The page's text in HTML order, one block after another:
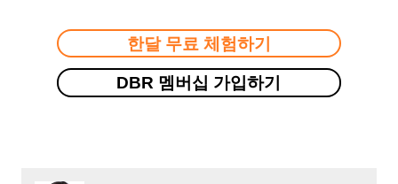
한달 무료 체험하기
DBR 멤버십 가입하기